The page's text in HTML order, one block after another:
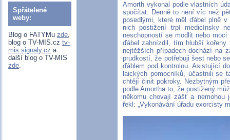
Spřátelené
weby:
Blog o FATYMu zde,
blog o TV-MIS.cz tv-
mis.signaly.cz a
další blog o TV-MIS
zde.
Amorth vykonal podle vlastních
spočítat. Denně to není víc než
posedlými, které měl ďábel plně v
nich postižení trpí medicínsky
neschopností se modlit nebo
ďábel zahnízdil, tím hlubší
nejtěžších případech dochází na
prudkostí, že potřebuji šest nebo
ďáblem pod kontrolou. Asistující
laických pomocníků, účastnili se
chtějí činit pokroky. Nezbytným
podle Amortha to, že postižený
někomu chovají zášť a nemohou
řekl: „Vykonávání úřadu exorcisty